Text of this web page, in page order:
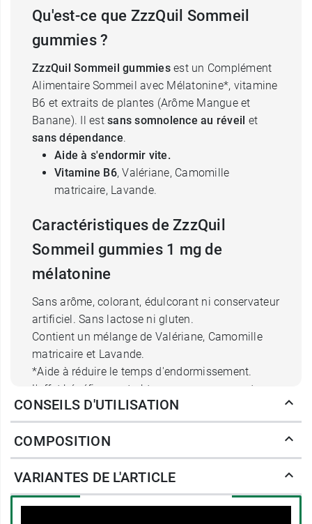
Qu'est-ce que ZzzQuil Sommeil
gummies ?
ZzzQuil Sommeil gummiesest un Complément
Alimentaire Sommeil avec Mélatonine*, vitamine
B6 et extraits de plantes (Arôme Mangue et
Banane). Il est sans somnolence au réveil et
sans dépendance.
Aide à s'endormir vite.
Vitamine B6, Valériane, Camomille
matricaire, Lavande.
Caractéristiques de ZzzQuil
Sommeil gummies 1 mg de
mélatonine
Sans arôme, colorant, édulcorant ni conservateur
artificiel. Sans lactose ni gluten.
Contient un mélange de Valériane, Camomille
matricaire et Lavande.
*Aide à réduire le temps d'endormissement.
L'effet bénéfique est obtenu en consommant
1mg de mélatonine juste avant le coucher.
Conditionnement :
Vous n'êtes pas fan de la mangue et de la
banane ? Retrouvez lesgommes ZzzQuil
CONSEILS D'UTILISATION
COMPOSITION
VARIANTES DE L'ARTICLE